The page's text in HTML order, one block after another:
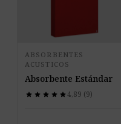
ABSORBENTES
ACUSTICOS
Absorbente Estándar
star star star star star
star star star star star4,89 (9)